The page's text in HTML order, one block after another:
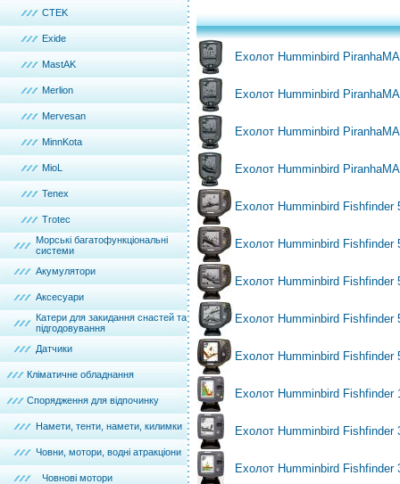
CTEK
Exide
MastAK
Merlion
Mervesan
MinnKota
MioL
Tenex
Trotec
Морські багатофункціональні
системи
Акумулятори
Аксесуари
Катери для закидання снастей та
підгодовування
Датчики
Кліматичне обладнання
Спорядження для відпочинку
Намети, тенти, намети, килимки
Човни, мотори, водні атракціони
Човнові мотори
Ехолот Humminbird
Ехолот Humminbird
Ехолот Humminbird
Ехолот Humminbird
Ехолот Humminbird Fishfinder
Ехолот Humminbird Fishfinder
Ехолот Humminbird Fishfinder
Ехолот Humminbird Fishfinder
Ехолот Humminbird Fishfinder
Ехолот Humminbird Fishfinder
Ехолот Humminbird Fishfinder
Ехолот Humminbird Fishfinder